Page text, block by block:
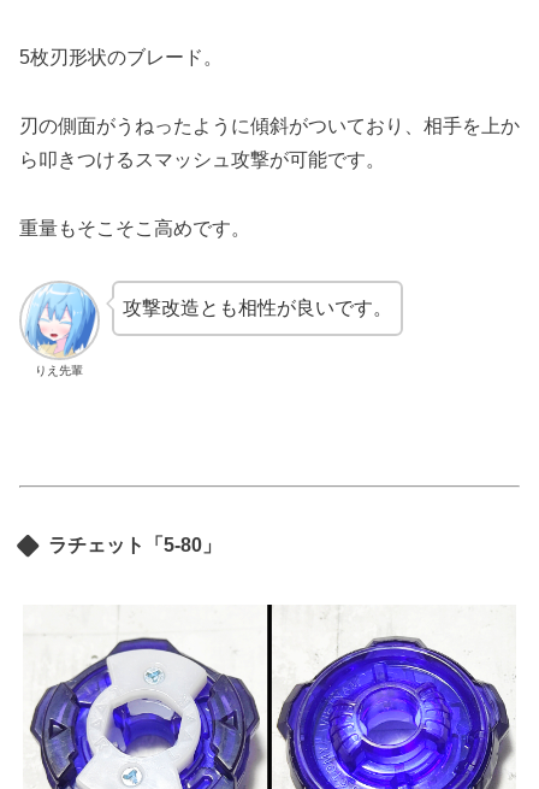
5枚刃形状のブレード。
刃の側面がうねったように傾斜がついており、相手を上か
ら叩きつけるスマッシュ攻撃が可能です。
重量もそこそこ高めです。
りえ先輩
攻撃改造とも相性が良いです。
ラチェット「5-80」